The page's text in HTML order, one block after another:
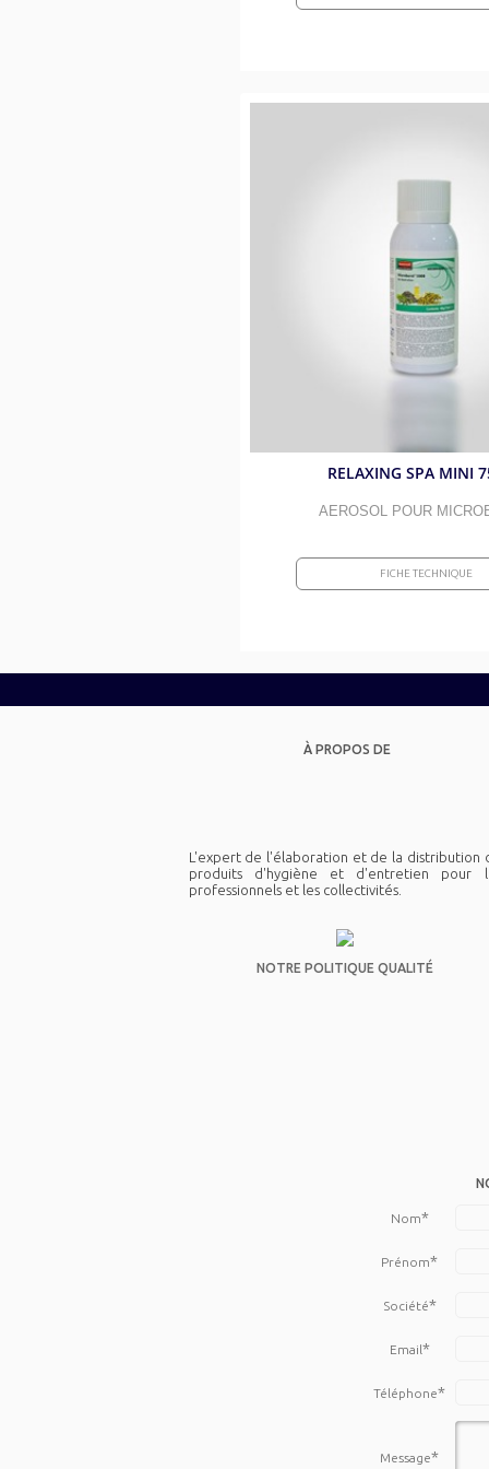
RELAXING SPA MINI
AEROSOL POUR
FICHE TECHNIQUE
À PROPOS DE
L'expert de l'élaboration et de la distribution
produits d'hygiène et d'entretien pour
professionnels et les collectivités.
NOTRE POLITIQUE QUALITÉ
Nom*
Prénom*
Société*
Email*
Téléphone*
Message*